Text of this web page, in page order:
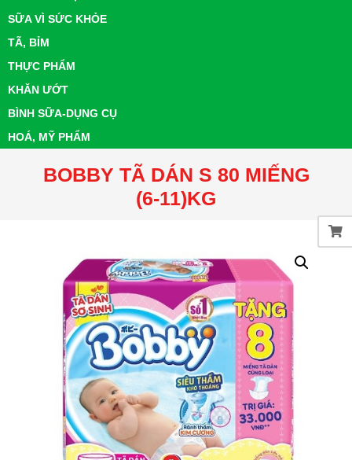
SỮA VÌ SỨC KHỎE
TÃ, BỈM
THỰC PHẨM
KHĂN ƯỚT
BÌNH SỮA-DỤNG CỤ
HOÁ, MỸ PHẨM
BOBBY TÃ DÁN S 80 MIẾNG
(6-11)KG